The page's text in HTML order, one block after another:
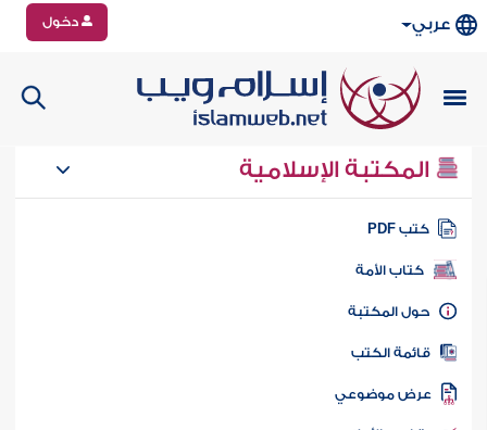
عربي دخول
المكتبة الإسلامية
كتب PDF
كتاب الأمة
المكتبة
الكتب